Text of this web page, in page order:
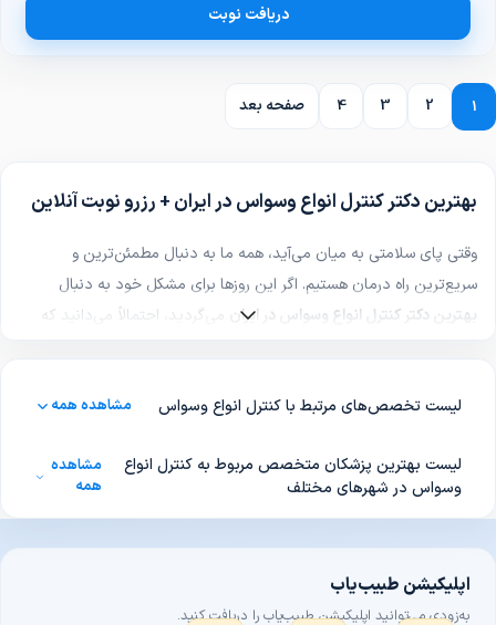
دریافت نوبت
1
2
3
4 صفحه بعد
بهترین دکتر کنترل انواع وسواس در ایران + رزرو نوبت آنلاین
وقتی پای سلامتی به میان می‌آید، همه ما به دنبال مطمئن‌ترین و
سریع‌ترین راه درمان هستیم. اگر این روزها برای مشکل خود به دنبال
بهترین دکتر کنترل انواع وسواس در ایران می‌گردید، احتمالاً می‌دانید که
یک متخصص حرفه‌ای و کارآزموده در زمینه کنترل انواع وسواس، با معاینه
بلکه کم‌عارضه‌ترین و مناسب‌ترین روش درمانی را نیز برایتان انتخاب
می‌کند تا خیالتان از هر جهت راحت باشد.
کنترل انواع وسواس از سامانه‌های نوبت‌دهی آنلاین پزشکی استفاده
لیست تخصص‌های مرتبط با کنترل انواع وسواس مشاهده همه
لیست بهترین پزشکان متخصص مربوط به کنترل انواع
وسواس در شهرهای مختلف
مشاهده
همه
اپلیکیشن طبیب‌یاب
به‌زودی می‌توانید اپلیکیشن طبیب‌یاب را دریافت کنید.